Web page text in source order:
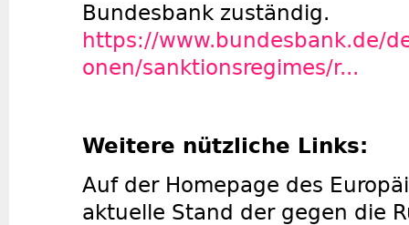
Bundesbank zuständig.
https://www.bundesbank.de/
onen/sanktionsregimes/r...
Weitere nützliche Links:
Auf der Homepage des
aktuelle Stand der gegen die